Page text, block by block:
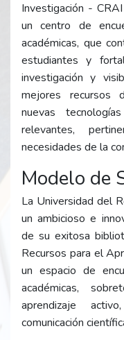
Investigación -
un centro de
académicas, que
estudiantes y
investigación y
mejores recursos
nuevas
relevantes,
necesidades de la
Modelo de
La Universidad del
un ambicioso e
de su exitosa
Recursos para el
un espacio de
académicas,
aprendizaje
comunicación